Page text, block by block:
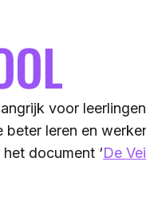
voor
leren en
document ‘De